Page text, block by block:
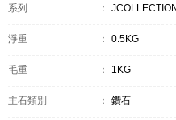
系列 ： JCOLLECTION
淨重 ： 0.5KG
毛重 ： 1KG
主石類別 ： 鑽石